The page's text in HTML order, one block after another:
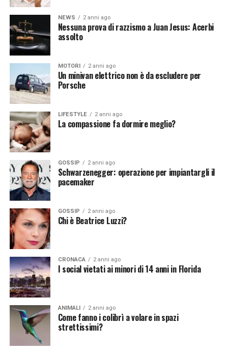
Continua a leggere su atuttonotizie.it
Vuoi essere sempre aggiornato e ricevere le principali
notizie del giorno? Iscriviti alla nostra Newsletter
Continua a leggere su atuttonotizie.it
Vuoi essere sempre aggiornato e ricevere le principali
notizie del giorno? Iscriviti alla nostra Newsletter
NEWS 2 anni ago
Nessuna prova di razzismo a Juan Jesus: Acerbi
assolto
MOTORI 2 anni ago
Un minivan elettrico non è da escludere per
Porsche
LIFESTYLE 2 anni ago
La compassione fa dormire meglio?
GOSSIP 2 anni ago
Schwarzenegger: operazione per impiantargli il
pacemaker
GOSSIP 2 anni ago
Chi è Beatrice Luzzi?
CRONACA 2 anni ago
I social vietati ai minori di 14 anni in Florida
ANIMALI 2 anni ago
Come fanno i colibrì a volare in spazi
strettissimi?